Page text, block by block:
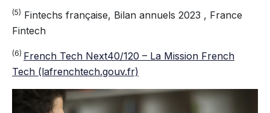
(5) Fintechs française, Bilan annuels 2023 , France
Fintech
(6) French Tech Next40/120 – La Mission French
Tech (lafrenchtech.gouv.fr)